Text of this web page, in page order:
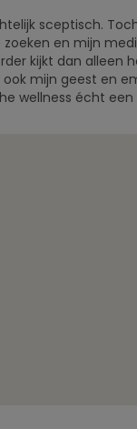
sceptisch.
zoeken en mijn
kijkt dan alleen
mijn geest en
wellness écht
in de natuur